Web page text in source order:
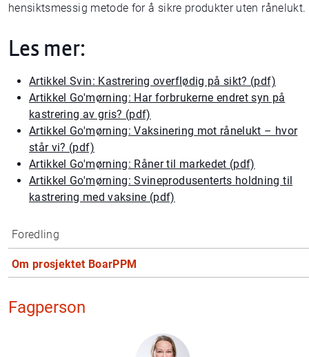
hensiktsmessig metode for å sikre produkter uten rånelukt.
Les mer:
Artikkel Svin: Kastrering overflødig på sikt? (pdf)
Artikkel Go'mørning: Har forbrukerne endret syn på
kastrering av gris? (pdf)
Artikkel Go'mørning: Vaksinering mot rånelukt – hvor
står vi? (pdf)
Artikkel Go'mørning: Råner til markedet (pdf)
Artikkel Go'mørning: Svineprodusenterts holdning til
kastrering med vaksine (pdf)
Foredling
Om prosjektet BoarPPM
Fagperson